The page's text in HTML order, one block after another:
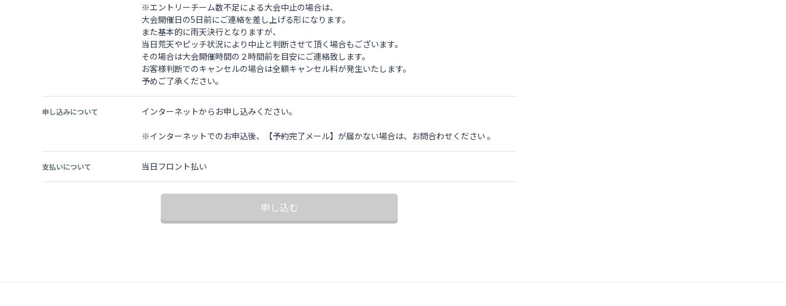
※エントリーチーム数不足による大会中止の場合は、
大会開催日の5日前にご連絡を差し上げる形になります。
また基本的に雨天決行となりますが、
当日荒天やピッチ状況により中止と判断させて頂く場合もございます。
その場合は大会開催時間の２時間前を目安にご連絡致します。
お客様判断でのキャンセルの場合は全額キャンセル料が発生いたします。
予めご了承ください。
申し込みについて インターネットからお申し込みください。
※インターネットでのお申込後、【予約完了メール】が届かない場合は、お問合わせください 。
支払いについて 当日フロント払い
申し込む